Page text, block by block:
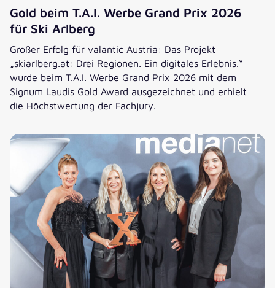
Gold beim T.A.I. Werbe Grand Prix 2026
für Ski Arlberg
Großer Erfolg für valantic Austria: Das Projekt
„skiarlberg.at: Drei Regionen. Ein digitales Erlebnis.“
wurde beim T.A.I. Werbe Grand Prix 2026 mit dem
Signum Laudis Gold Award ausgezeichnet und erhielt
die Höchstwertung der Fachjury.